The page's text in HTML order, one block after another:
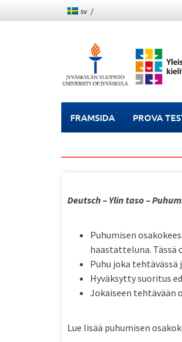
to
sv
FRAMSIDA PROVA
Deutsch – Ylin taso –
Puhumisen
haastatteluna.
Puhu joka tehtävässä
Hyväksytty suoritus
Jokaiseen tehtävään
Lue lisää puhumisen